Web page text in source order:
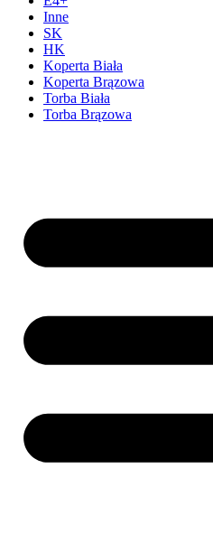
Inne
SK
HK
Koperta Biała
Koperta Brązowa
Torba Biała
Torba Brązowa